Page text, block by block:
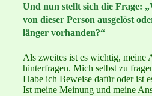
Und nun stellt sich die Frage:
von dieser Person ausgelöst
länger vorhanden?“
Als zweites ist es wichtig, meine
hinterfragen. Mich selbst zu
Habe ich Beweise dafür oder ist
Ist meine Meinung und meine